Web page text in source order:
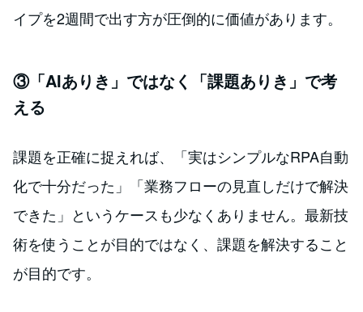
イプを2週間で出す方が圧倒的に価値があります。
③「AIありき」ではなく「課題ありき」で考
える
課題を正確に捉えれば、「実はシンプルなRPA自動
化で十分だった」「業務フローの見直しだけで解決
できた」というケースも少なくありません。最新技
術を使うことが目的ではなく、課題を解決すること
が目的です。